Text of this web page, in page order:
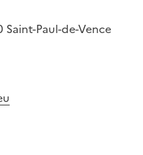
Saint-Paul-de-Vence